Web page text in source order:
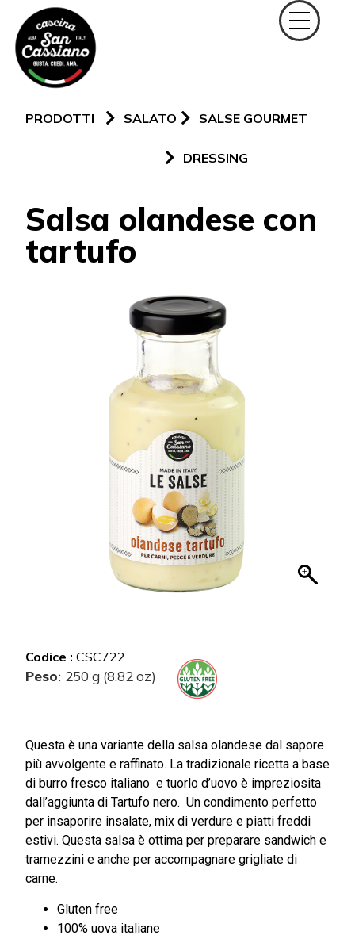
PRODOTTI SALATO SALSE GOURMET
DRESSING
Salsa olandese con
tartufo
Codice : CSC722
Peso: 250 g (8.82 oz)
Questa è una variante della salsa olandese dal sapore
più avvolgente e raffinato. La tradizionale ricetta a base
di burro fresco italiano e tuorlo d’uovo è impreziosita
dall’aggiunta di Tartufo nero. Un condimento perfetto
per insaporire insalate, mix di verdure e piatti freddi
estivi. Questa salsa è ottima per preparare sandwich e
tramezzini e anche per accompagnare grigliate di
carne.
Gluten free
100% uova italiane